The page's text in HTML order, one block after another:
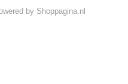
by Shoppagina.nl